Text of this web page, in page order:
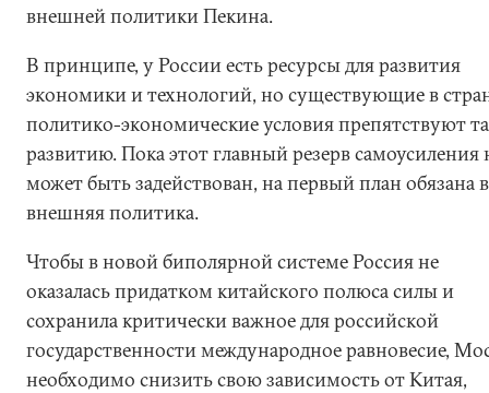
внешней политики Пекина.
В принципе, у России есть ресурсы для развития
экономики и технологий, но существующие в
политико-экономические условия препятствуют
развитию. Пока этот главный резерв самоусиления
может быть задействован, на первый план обязана
внешняя политика.
Чтобы в новой биполярной системе Россия не
оказалась придатком китайского полюса силы и
сохранила критически важное для российской
государственности международное равновесие,
необходимо снизить свою зависимость от Китая,